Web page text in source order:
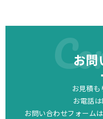
お問
お見積も
お電話は
お問い合わせフォーム